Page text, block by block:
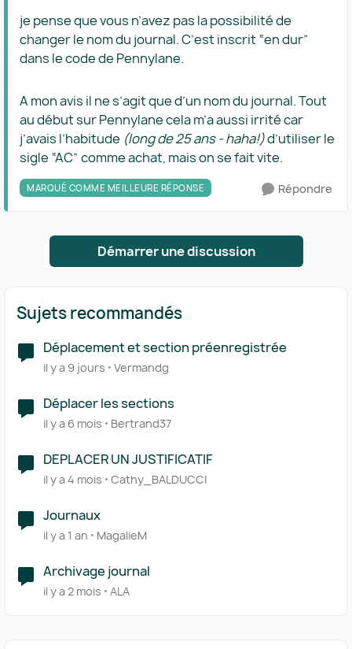
je pense que vous n’avez pas la possibilité de
changer le nom du journal. C’est inscrit “en dur”
dans le code de Pennylane.
A mon avis il ne s’agit que d’un nom du journal. Tout
au début sur Pennylane cela m’a aussi irrité car
j’avais l’habitude (long de 25 ans - haha!)d’utiliser le
sigle “AC” comme achat, mais on se fait vite.
MARQUÉ COMME MEILLEURE RÉPONSE Répondre
Démarrer une discussion
Sujets recommandés
Déplacement et section préenregistrée
il y a 9 jours Vermandg
Déplacer les sections
il y a 6 mois Bertrand37
DEPLACER UN JUSTIFICATIF
il y a 4 mois Cathy_BALDUCCI
Journaux
il y a 1 an MagalieM
Archivage journal
il y a 2 mois ALA